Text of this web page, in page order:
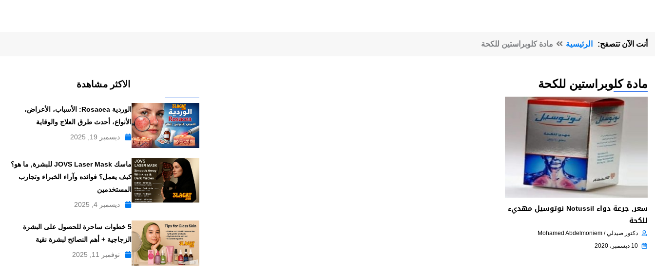
أنت الآن تتصفح: الرئيسية مادة كلوبراستين للكحة
مادة كلوبراستين للكحة
سعر, جرعة دواء Notussil نوتوسيل مهديء
للكحة
دكتور صيدلي / Mohamed Abdelmoniem
10 ديسمبر، 2020
الاكثر مشاهدة
الوردية Rosacea: الأسباب، الأعراض،
الأنواع، أحدث طرق العلاج والوقاية
ديسمبر 19, 2025
ماسك JOVS Laser Mask للبشرة, ما هو؟
كيف يعمل؟ فوائده وآراء الخبراء وتجارب
المستخدمين
ديسمبر 4, 2025
5 خطوات ساحرة للحصول على البشرة
الزجاجية + أهم النصائح لبشرة نقية
نوفمبر 11, 2025